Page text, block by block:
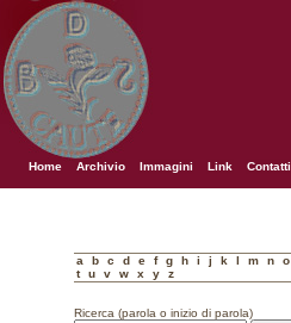
Home Archivio Immagini Link Contatti
a b c d e f g h i j k l m n o
t
u v w x y z
Ricerca (parola o inizio di parola)